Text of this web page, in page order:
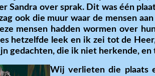
Sandra over sprak. Dit was één
ook die muur waar de mensen
mensen hadden wormen over
hetzelfde leek en ik zei tot de
gedachten, die ik niet herkende,
Wij verlieten die plaats